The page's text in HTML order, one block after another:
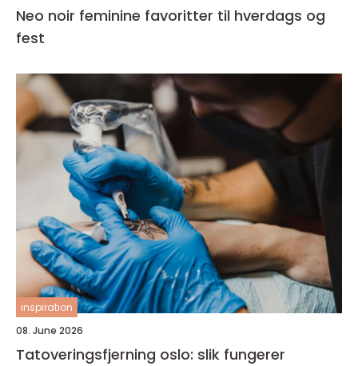
Neo noir feminine favoritter til hverdags og
fest
inspiration
08. June 2026
Tatoveringsfjerning oslo: slik fungerer